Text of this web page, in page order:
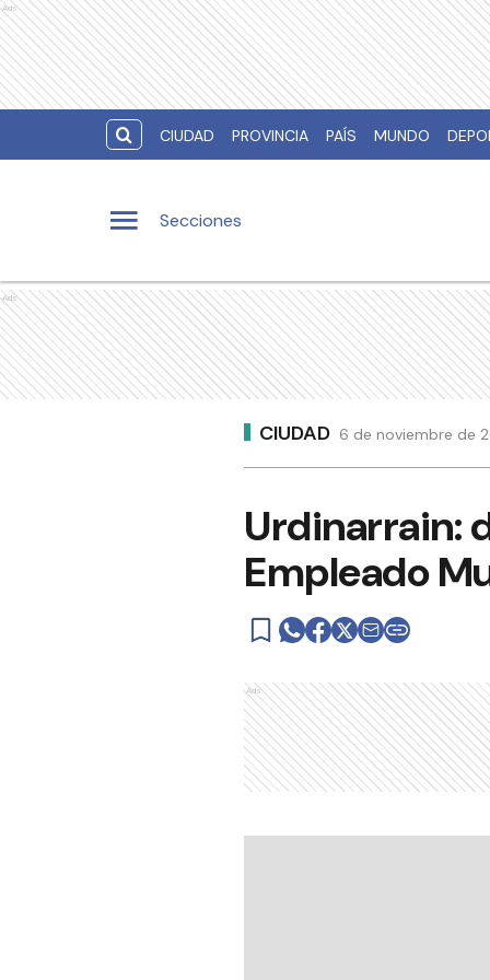
Ads
CIUDAD PROVINCIA PAÍS MUNDO
Secciones
Ads
CIUDAD 6 de noviembre de
Urdinarrain:
Empleado
Ads